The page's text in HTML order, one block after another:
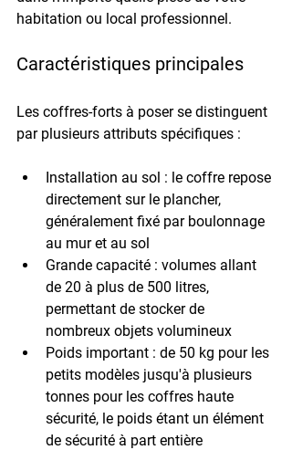
habitation ou local professionnel.
Caractéristiques principales
Les coffres-forts à poser se distinguent
par plusieurs attributs spécifiques :
Installation au sol : le coffre repose
directement sur le plancher,
généralement fixé par boulonnage
au mur et au sol
Grande capacité : volumes allant
de 20 à plus de 500 litres,
permettant de stocker de
nombreux objets volumineux
Poids important : de 50 kg pour les
petits modèles jusqu'à plusieurs
tonnes pour les coffres haute
sécurité, le poids étant un élément
de sécurité à part entière